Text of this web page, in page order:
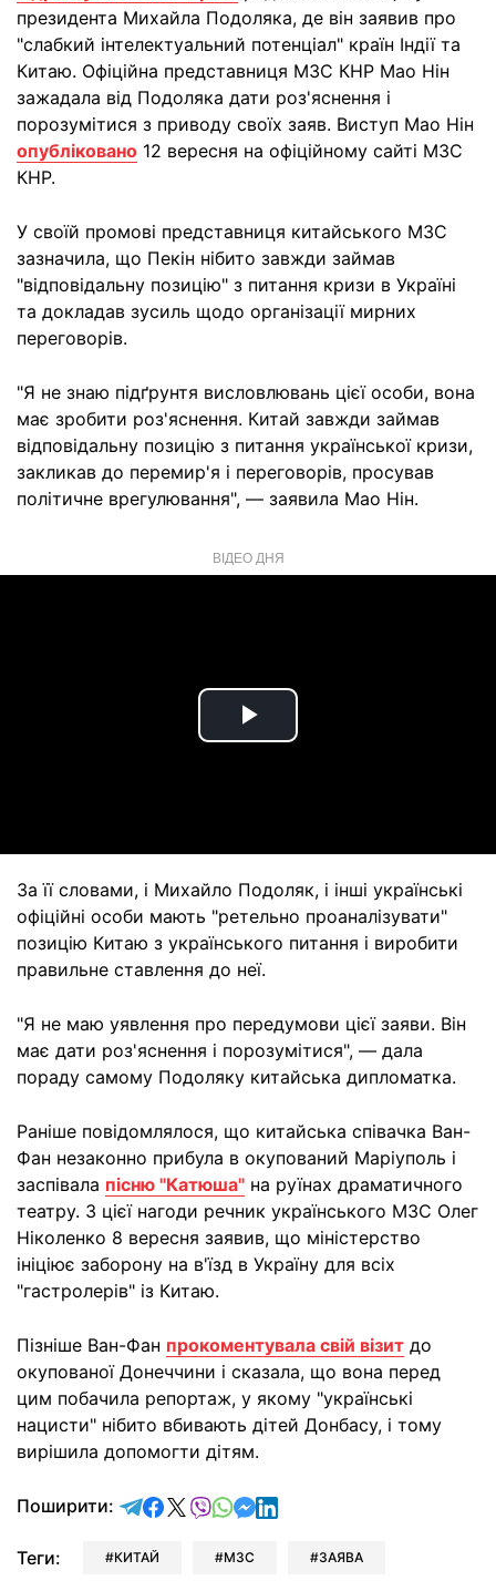
президента Михайла Подоляка, де він заявив про
"слабкий інтелектуальний потенціал" країн Індії та
Китаю. Офіційна представниця МЗС КНР Мао Нін
зажадала від Подоляка дати роз'яснення і
порозумітися з приводу своїх заяв. Виступ Мао Нін
опубліковано 12 вересня на офіційному сайті МЗС
КНР.
У своїй промові представниця китайського МЗС
зазначила, що Пекін нібито завжди займав
"відповідальну позицію" з питання кризи в Україні
та докладав зусиль щодо організації мирних
переговорів.
"Я не знаю підґрунтя висловлювань цієї особи, вона
має зробити роз'яснення. Китай завжди займав
відповідальну позицію з питання української кризи,
закликав до перемир'я і переговорів, просував
політичне врегулювання", — заявила Мао Нін.
ВІДЕО ДНЯ
Play
За її словами, і Михайло Подоляк, і інші українські
офіційні особи мають "ретельно проаналізувати"
позицію Китаю з українського питання і виробити
правильне ставлення до неї.
"Я не маю уявлення про передумови цієї заяви. Він
має дати роз'яснення і порозумітися", — дала
пораду самому Подоляку китайська дипломатка.
Раніше повідомлялося, що китайська співачка Ван-
Фан незаконно прибула в окупований Маріуполь і
заспівала пісню "Катюша" на руїнах драматичного
театру. З цієї нагоди речник українського МЗС Олег
Ніколенко 8 вересня заявив, що міністерство
ініціює заборону на в'їзд в Україну для всіх
"гастролерів" із Китаю.
Пізніше Ван-Фан прокоментувала свій візит до
окупованої Донеччини і сказала, що вона перед
цим побачила репортаж, у якому "українські
нацисти" нібито вбивають дітей Донбасу, і тому
вирішила допомогти дітям.
Поширити: відправити у Telegram
поділитись у Facebook
поділитись у X
відправити у Viber
відправити у Whatsapp
відправити у Messenger
відправити у LinkedIn
Теги: КИТАЙ МЗС ЗАЯВА